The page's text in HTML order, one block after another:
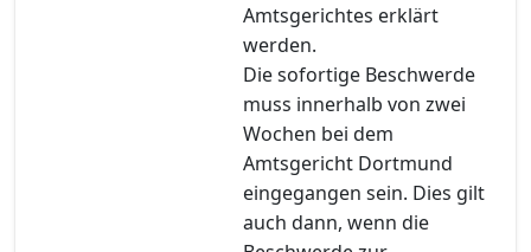
Amtsgerichtes erklärt
werden.
Die sofortige Beschwerde
muss innerhalb von zwei
Wochen bei dem
Amtsgericht Dortmund
eingegangen sein. Dies gilt
auch dann, wenn die